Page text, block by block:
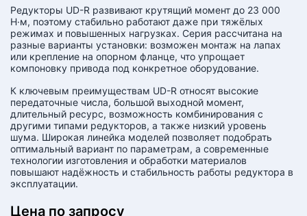
Редукторы UD-R развивают крутящий момент до 23 000
Н·м, поэтому стабильно работают даже при тяжёлых
режимах и повышенных нагрузках. Серия рассчитана на
разные варианты установки: возможен монтаж на лапах
или крепление на опорном фланце, что упрощает
компоновку привода под конкретное оборудование.
К ключевым преимуществам UD-R относят высокие
передаточные числа, большой выходной момент,
длительный ресурс, возможность комбинирования с
другими типами редукторов, а также низкий уровень
шума. Широкая линейка моделей позволяет подобрать
оптимальный вариант по параметрам, а современные
технологии изготовления и обработки материалов
повышают надёжность и стабильность работы редуктора в
эксплуатации.
Цена по запросу